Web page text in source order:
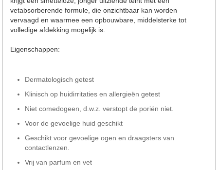
vetabsorberende formule, die onzichtbaar kan worden
vervaagd en waarmee een opbouwbare, middelsterke tot
volledige afdekking mogelijk is.
Eigenschappen:
Dermatologisch getest
Klinisch op huidirritaties en allergieën getest
Niet comedogeen, d.w.z. verstopt de poriën niet.
Voor de gevoelige huid geschikt
Geschikt voor gevoelige ogen en draagsters van
contactlenzen.
Vrij van parfum en vet